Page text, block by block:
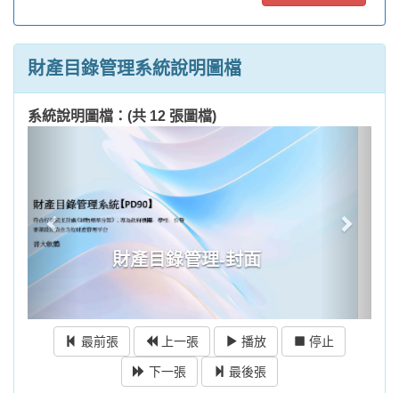
財產目錄管理系統說明圖檔
系統說明圖檔：(共 12 張圖檔)
-目錄-
Previous
最前張 播放
下一張 最後張
適用對象與版本說明
適合：需要繳交財產報表給上級機關的行政單
位含國中小、高中(職)、法人、公所、代表
會、醫院、政府、軍方單位 、基金會等 。
單機版：由一台電腦操作，輸入財產基本資
料、列印報表及財產標籤貼紙。